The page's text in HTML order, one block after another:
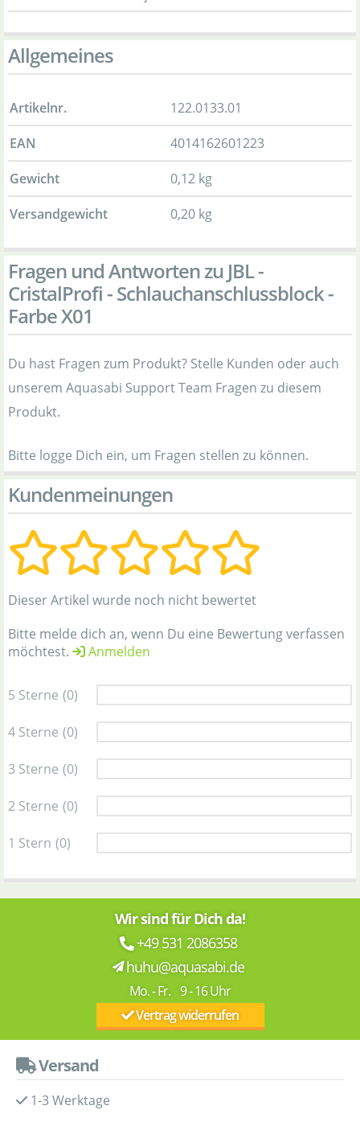
Allgemeines
Artikelnr.
122.0133.01
EAN
4014162601223
Gewicht
0,12 kg
Versandgewicht
0,20 kg
Fragen und Antworten zu JBL -
CristalProfi - Schlauchanschlussblock -
Farbe X01
Du hast Fragen zum Produkt? Stelle Kunden oder auch
unserem Aquasabi Support Team Fragen zu diesem
Produkt.
Bitte logge Dich ein, um Fragen stellen zu können.
Kundenmeinungen
Dieser Artikel wurde noch nicht bewertet
Bitte melde dich an, wenn Du eine Bewertung verfassen
möchtest.
Anmelden
5 Sterne (0)
4 Sterne (0)
3 Sterne (0)
2 Sterne (0)
1 Stern (0)
Wir sind für Dich da!
+49 531 2086358
huhu@aquasabi.de
Mo. - Fr. 9 - 16 Uhr
Vertrag widerrufen
Versand
1-3 Werktage